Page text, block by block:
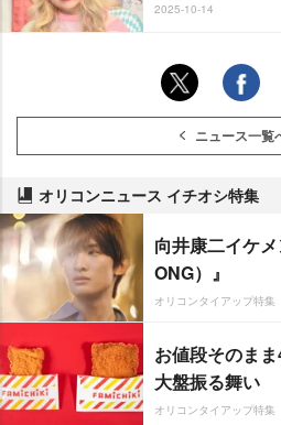
2025-10-14
ニュース一覧
オリコンニュース イチオシ特集
向井康二イケ
ONG）』
オリコンタイアップ特集
お値段そのま
大盤振る舞い
オリコンタイアップ特集